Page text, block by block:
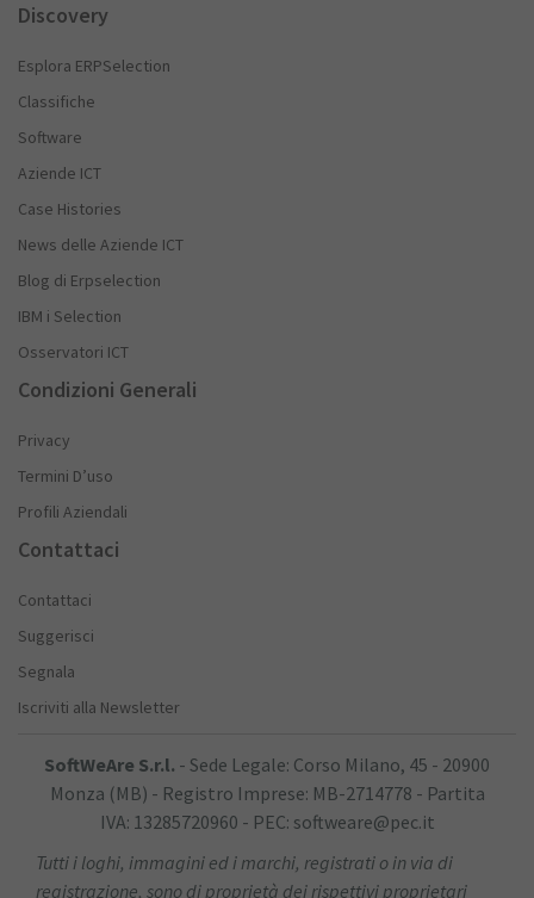
Discovery
Esplora ERPSelection
Classifiche
Software
Aziende ICT
Case Histories
News delle Aziende ICT
Blog di Erpselection
IBM i Selection
Osservatori ICT
Condizioni Generali
Privacy
Termini D’uso
Profili Aziendali
Contattaci
Contattaci
Suggerisci
Segnala
Iscriviti alla Newsletter
SoftWeAre S.r.l. - Sede Legale: Corso Milano, 45 - 20900
Monza (MB) - Registro Imprese: MB-2714778 - Partita
IVA: 13285720960 - PEC: softweare@pec.it
Tutti i loghi, immagini ed i marchi, registrati o in via di
registrazione, sono di proprietà dei rispettivi proprietari